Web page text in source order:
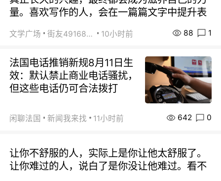
量。喜欢写作的人，会在一篇篇文字中提升表
文学广场 街友49168527 10小时前 88 1
法国电话推销新规8月11日生
效：默认禁止商业电话骚扰，
但这些电话仍可合法拨打
闲聊法国 新闻我来找 11小时前 642 0
让你不舒服的人，实际上是你让他太舒服了。
让你难过的人，说白了是你没让他难过。看不